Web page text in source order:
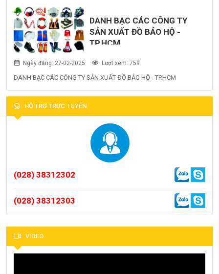
DANH BẠC CÁC CÔNG TY
SẢN XUẤT ĐỒ BẢO HỘ -
TP.HCM
Ngày đăng: 27-02-2025 Lượt xem: 759
DANH BẠC CÁC CÔNG TY SẢN XUẤT ĐỒ BẢO HỘ - TP.HCM
HỖ TRỢ TRỰC TUYẾN
(028) 38312302
(028) 38312303
VIDEO